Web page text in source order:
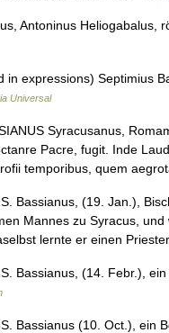
Antoninus Heliogabalus,
expressions) Septimius
Universal
Syracusanus,
Pacre, fugit. Inde
temporibus, quem
Bassianus, (19. Jan.),
Mannes zu Syracus,
lernte er einen
Bassianus, (14. Febr.),
Bassianus (10. Oct.), ein